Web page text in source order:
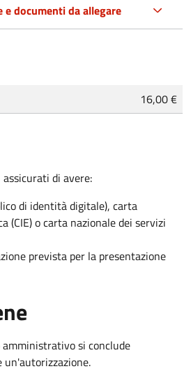
documenti da allegare
16,00 €
assicurati di avere:
di identità digitale), carta
(CIE) o carta nazionale dei servizi
prevista per la presentazione
si conclude